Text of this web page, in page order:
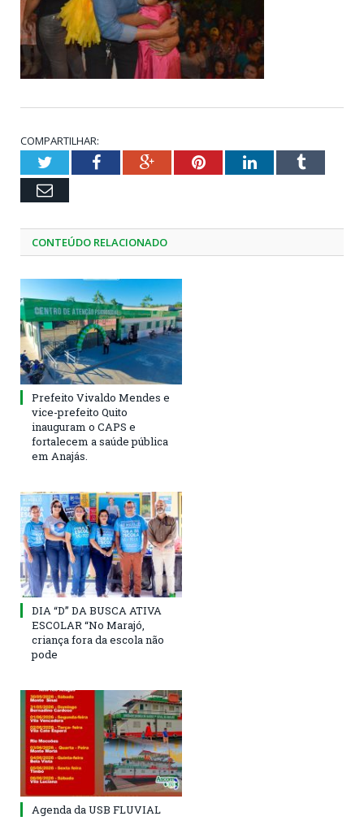
COMPARTILHAR:
TwitterFacebookGoogle+PinterestLinkedInTumblr
Email
CONTEÚDO RELACIONADO
Prefeito Vivaldo Mendes e
vice-prefeito Quito
inauguram o CAPS e
fortalecem a saúde pública
em Anajás.
DIA “D” DA BUSCA ATIVA
ESCOLAR “No Marajó,
criança fora da escola não
pode
Agenda da USB FLUVIAL